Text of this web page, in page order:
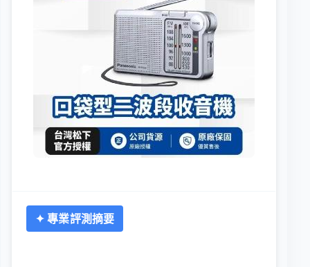
✦ 專業評測摘要